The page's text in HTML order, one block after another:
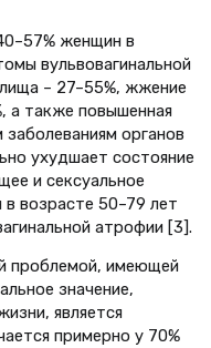
женщин в
вульвовагинальной
– 27–55%, жжение
а также повышенная
органов
ухудшает состояние
и сексуальное
возрасте 50–79 лет
атрофии [3].
проблемой, имеющей
значение,
является
примерно у 70%